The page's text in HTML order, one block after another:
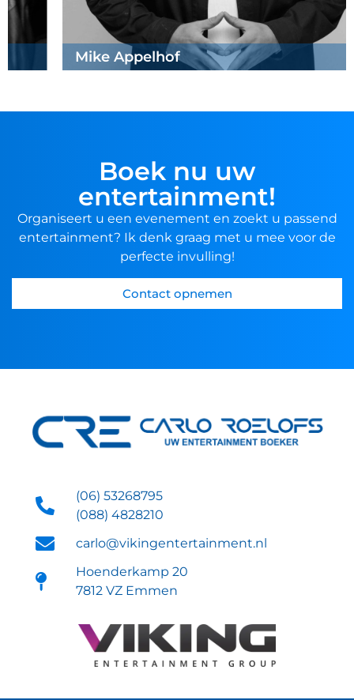
Mike Appelhof
Boek nu uw
entertainment!
Organiseert u een evenement en zoekt u passend
entertainment? Ik denk graag met u mee voor de
perfecte invulling!
Contact opnemen
(06) 53268795
(088) 4828210
carlo@vikingentertainment.nl
Hoenderkamp 20
7812 VZ Emmen